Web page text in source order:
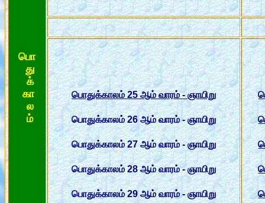
பொ
து
க்
கா
ல
ம்
பொதுக்காலம் 25 ஆம் வாரம் - ஞாயிறு
பொதுக்காலம் 26 ஆம் வாரம் - ஞாயிறு
பொதுக்காலம் 27 ஆம் வாரம் - ஞாயிறு
பொதுக்காலம் 28 ஆம் வாரம் - ஞாயிறு
பொதுக்காலம் 29 ஆம் வாரம் - ஞாயிறு